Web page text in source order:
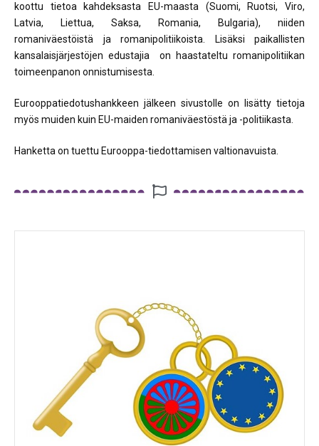
koottu tietoa kahdeksasta EU-maasta (Suomi, Ruotsi, Viro,
Latvia, Liettua, Saksa, Romania, Bulgaria), niiden
romaniväestöistä ja romanipolitiikoista. Lisäksi paikallisten
kansalaisjärjestöjen edustajia on haastateltu romanipolitiikan
toimeenpanon onnistumisesta.
Eurooppatiedotushankkeen jälkeen sivustolle on lisätty tietoja
myös muiden kuin EU-maiden romaniväestöstä ja -politiikasta.
Hanketta on tuettu Eurooppa-tiedottamisen valtionavuista.